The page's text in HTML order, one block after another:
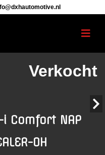
Verkocht
i Comfort NAP
OH